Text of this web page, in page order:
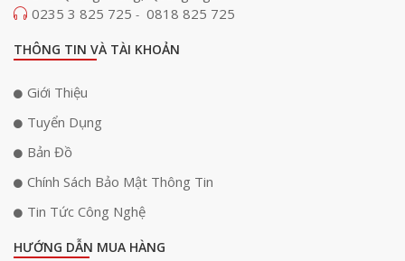
0235 3 825 725 - 0818 825 725
THÔNG TIN VÀ TÀI KHOẢN
Giới Thiệu
Tuyển Dụng
Bản Đồ
Chính Sách Bảo Mật Thông Tin
Tin Tức Công Nghệ
HƯỚNG DẪN MUA HÀNG